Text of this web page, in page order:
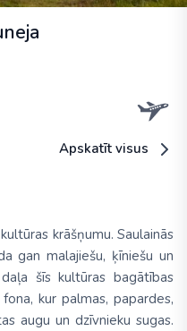
Apskatīt visus
krāšņumu. Saulainās
gan malajiešu, ķīniešu un
šīs kultūras bagātības
kur palmas, papardes,
augu un dzīvnieku sugas.